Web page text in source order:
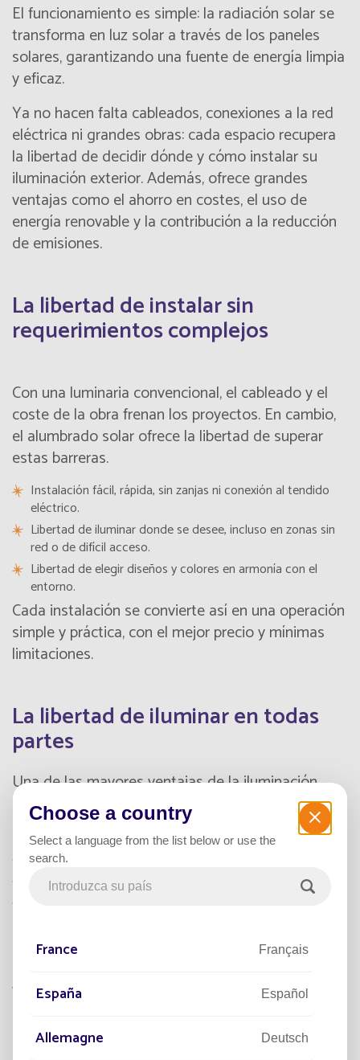
El funcionamiento es simple: la radiación solar se
transforma en luz solar a través de los paneles
solares, garantizando una fuente de energía limpia
y eficaz.
Ya no hacen falta cableados, conexiones a la red
eléctrica ni grandes obras: cada espacio recupera
la libertad de decidir dónde y cómo instalar su
iluminación exterior. Además, ofrece grandes
ventajas como el ahorro en costes, el uso de
energía renovable y la contribución a la reducción
de emisiones.
La libertad de instalar sin
requerimientos complejos
Con una luminaria convencional, el cableado y el
coste de la obra frenan los proyectos. En cambio,
el alumbrado solar ofrece la libertad de superar
estas barreras.
Instalación fácil, rápida, sin zanjas ni conexión al tendido
eléctrico.
Libertad de iluminar donde se desee, incluso en zonas sin
red o de difícil acceso.
Libertad de elegir diseños y colores en armonía con el
entorno.
Cada instalación se convierte así en una operación
simple y práctica, con el mejor precio y mínimas
limitaciones.
La libertad de iluminar en todas
partes
Una de las mayores ventajas de la iluminación
solar reside en su adaptabilidad. Se ajusta a todos
los entornos:
pueblos aislados, zonas rurales,
centros urbanos, urbanizaciones,
Esta libertad de iluminar en todas partes ayuda a
ya viva en zona urbana o remota, disfruta de la
Choose a country
Select a language from the list below or use the
search.
France Français
España Español
Allemagne Deutsch